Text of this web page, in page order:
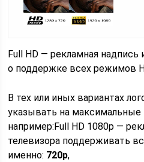
Full HD — рекламная
о поддержке всех режимов
В тех или иных вариантах
указывать на
например:Full HD 1080p —
телевизора поддерживать
именно: 720p,